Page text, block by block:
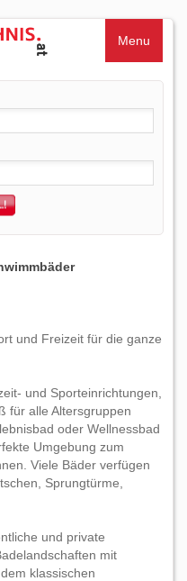
Menu
und Freizeit für die ganze
und Sporteinrichtungen,
für alle Altersgruppen
oder Wellnessbad
Umgebung zum
Viele Bäder verfügen
Sprungtürme,
und private
mit
klassischen